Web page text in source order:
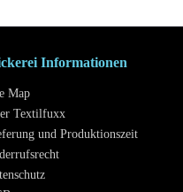
Informationen
Map
Textilfuxx
und Produktionszeit